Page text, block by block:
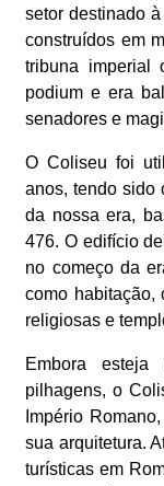
setor destinado
construídos em
tribuna imperial
podium e era
senadores e
O Coliseu foi
anos, tendo sido
da nossa era,
476. O edifício
no começo da
como habitação,
religiosas e
Embora
pilhagens, o
Império
sua arquitetura.
turísticas em